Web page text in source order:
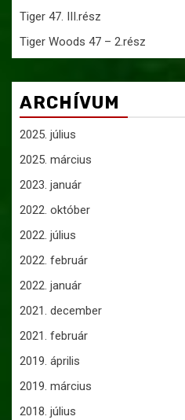
Tiger 47. III.rész
Tiger Woods 47 – 2.rész
ARCHÍVUM
2025. július
2025. március
2023. január
2022. október
2022. július
2022. február
2022. január
2021. december
2021. február
2019. április
2019. március
2018. július